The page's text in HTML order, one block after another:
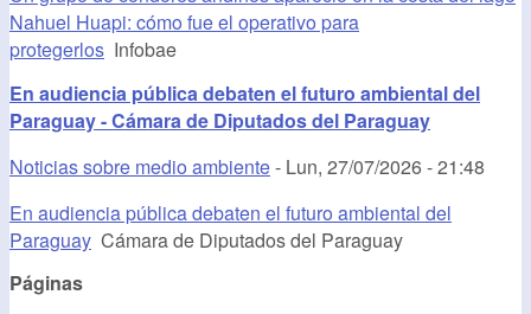
Nahuel Huapi: cómo fue el operativo para
protegerlos Infobae
En audiencia pública debaten el futuro ambiental del
Paraguay - Cámara de Diputados del Paraguay
Noticias sobre medio ambiente- Lun, 27/07/2026 - 21:48
En audiencia pública debaten el futuro ambiental del
Paraguay Cámara de Diputados del Paraguay
Páginas